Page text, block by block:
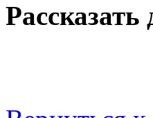
Рассказать